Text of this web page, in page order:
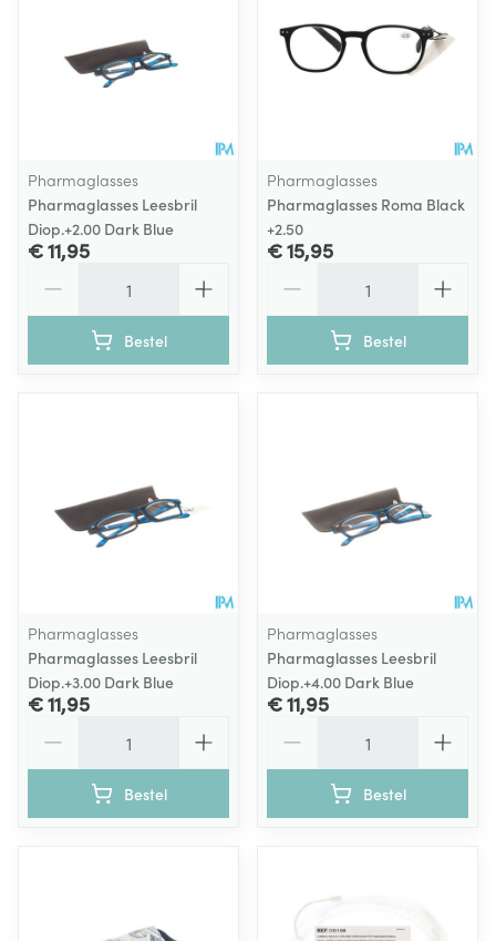
Pharmaglasses
Pharmaglasses Leesbril
Diop.+2.00 Dark Blue
€ 11,95
Bestel
Pharmaglasses
Pharmaglasses Roma Black
+2.50
€ 15,95
Bestel
Pharmaglasses
Pharmaglasses Leesbril
Diop.+3.00 Dark Blue
€ 11,95
Bestel
Pharmaglasses
Pharmaglasses Leesbril
Diop.+4.00 Dark Blue
€ 11,95
Bestel